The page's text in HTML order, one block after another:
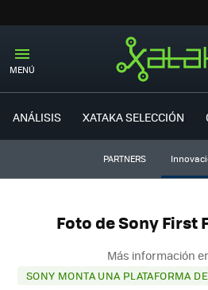
MENÚ
ANÁLISIS XATAKA SELECCIÓN
PARTNERS
Foto de Sony First
Más información
SONY MONTA UNA PLATAFORMA